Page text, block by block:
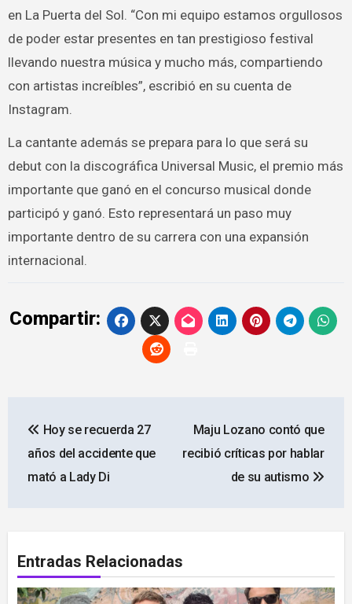
en La Puerta del Sol. “Con mi equipo estamos orgullosos
de poder estar presentes en tan prestigioso festival
llevando nuestra música y mucho más, compartiendo
con artistas increíbles”, escribió en su cuenta de
Instagram.
La cantante además se prepara para lo que será su
debut con la discográfica Universal Music, el premio más
importante que ganó en el concurso musical donde
participó y ganó. Esto representará un paso muy
importante dentro de su carrera con una expansión
internacional.
Compartir:
de
entradas
Hoy se recuerda 27
años del accidente que
mató a Lady Di
Maju Lozano contó que
recibió críticas por hablar
de su autismo
Entradas Relacionadas